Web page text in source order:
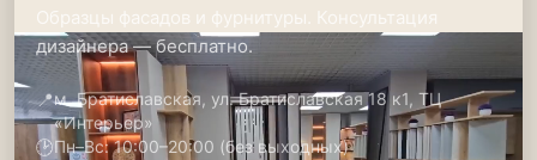
Образцы фасадов и фурнитуры. Консультация
дизайнера — бесплатно.
📍м. Братиславская, ул. Братиславская 18 к1, ТЦ
«Интерьер»
🕑Пн–Вс: 10:00–20:00 (без выходных)